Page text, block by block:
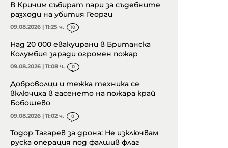
В Кричим събират пари за съдебните
разходи на убития Георги
09.08.2026 | 11:25 ч. 10
Над 20 000 евакуирани в Британска
Колумбия заради огромен пожар
09.08.2026 | 11:08 ч. 0
Доброволци и тежка техника се
включиха в гасенето на пожара край
Бобошево
09.08.2026 | 11:02 ч. 0
Тодор Тагарев за дрона: Не изключвам
руска операция под фалшив флаг